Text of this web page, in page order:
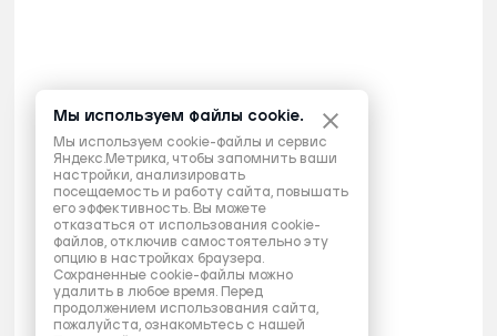
Мы используем файлы cookie.
Мы используем cookie-файлы и сервис
Яндекс.Метрика, чтобы запомнить ваши
настройки, анализировать
посещаемость и работу сайта, повышать
его эффективность. Вы можете
отказаться от использования cookie-
файлов, отключив самостоятельно эту
опцию в настройках браузера.
Сохраненные cookie-файлы можно
удалить в любое время. Перед
продолжением использования сайта,
пожалуйста, ознакомьтесь с нашей